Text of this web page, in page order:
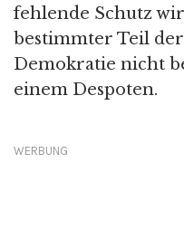
fehlende Schutz
bestimmter Teil
Demokratie nicht
einem Despoten.
WERBUNG